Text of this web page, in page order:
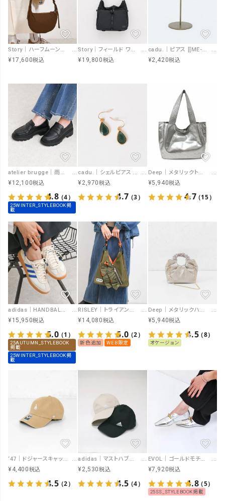
Story｜ハーフムーンクロスボディ [[3A-1824-4]][F]
¥17,600税込
Story｜フィールド ワンショルダーL [[3A-1827-4]][F]
¥19,800税込
cadu.｜ピアス [[ME-250690]][F]
¥2,420税込
atelier brugge｜雨天兼用レインタンクローファー [[25ISM-70]][F]
¥12,100税込
4.8（4）
25WINTER_STYLEBOOK掲
載
cadu.｜シェルピアス [[ME-250656]][F]
¥2,970税込
4.7（3）
Deep｜メタリックトートバッグ [[52330]][F]
¥5,940税込
4.7（15）
adidas｜HANDBALL SPEZIAL [[OPG73]][F]
¥15,950税込
5.0（1）
25AUTUMN_STYLEBOOK
掲載
25WINTER_STYLEBOOK掲
載
RISLEY｜トライアングルミニフリルBAG [[R2501-TFB37]][F]
¥14,080税込
5.0（2）
新色追加 WEB限定
Deep｜メタリックハンドバッグ [[オケ 80511-25AW]][F]
¥5,940税込
4.5（8）
オケージョン
‘47｜ドジャースキャップ [[BSRNR12GWS]][F]
¥4,400税込
4.5（2）
adidas｜マストハブキャップ [[JMT63]][F]
¥2,530税込
4.5（4）
EVOL｜ゴールドモチーフフラットシューズ [[IY5601]][F]
¥7,920税込
4.8（5）
25SS_STYLEBOOK掲載